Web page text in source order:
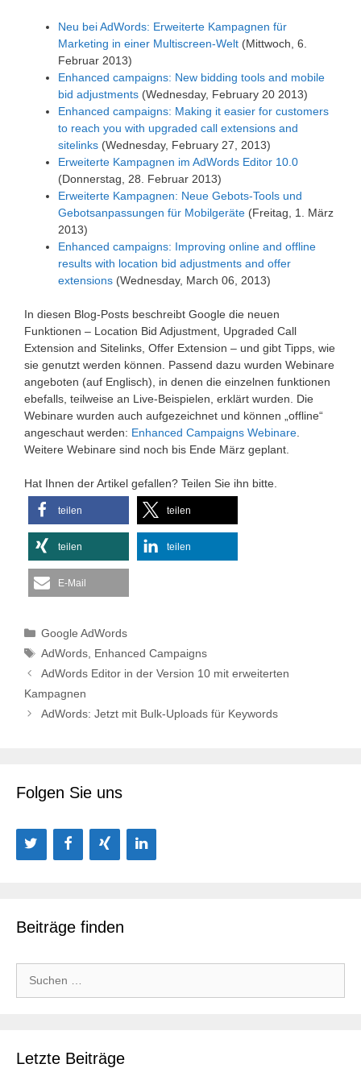
Neu bei AdWords: Erweiterte Kampagnen für
Marketing in einer Multiscreen-Welt (Mittwoch, 6.
Februar 2013)
Enhanced campaigns: New bidding tools and mobile
bid adjustments (Wednesday, February 20 2013)
Enhanced campaigns: Making it easier for customers
to reach you with upgraded call extensions and
sitelinks (Wednesday, February 27, 2013)
Erweiterte Kampagnen im AdWords Editor 10.0
(Donnerstag, 28. Februar 2013)
Erweiterte Kampagnen: Neue Gebots-Tools und
Gebotsanpassungen für Mobilgeräte (Freitag, 1. März
2013)
Enhanced campaigns: Improving online and offline
results with location bid adjustments and offer
extensions (Wednesday, March 06, 2013)
In diesen Blog-Posts beschreibt Google die neuen
Funktionen – Location Bid Adjustment, Upgraded Call
Extension and Sitelinks, Offer Extension – und gibt Tipps, wie
sie genutzt werden können. Passend dazu wurden Webinare
angeboten (auf Englisch), in denen die einzelnen funktionen
ebefalls, teilweise an Live-Beispielen, erklärt wurden. Die
Webinare wurden auch aufgezeichnet und können „offline“
angeschaut werden: Enhanced Campaigns Webinare
Weitere Webinare sind noch bis Ende März geplant.
Hat Ihnen der Artikel gefallen? Teilen Sie ihn bitte.
teilen teilen
teilen teilen
E-Mail
Kategorien
Google AdWords
Schlagwörter
AdWords Enhanced Campaigns
AdWords Editor in der Version 10 mit erweiterten
Kampagnen
AdWords: Jetzt mit Bulk-Uploads für Keywords
Folgen Sie uns
Beiträge finden
Suchen
Letzte Beiträge